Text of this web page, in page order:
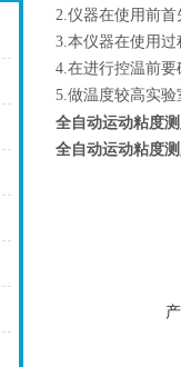
2.仪器在使用前
3.本仪器在使用
4.在进行控温前
5.做温度较高实
全自动运动粘度
全自动运动粘度